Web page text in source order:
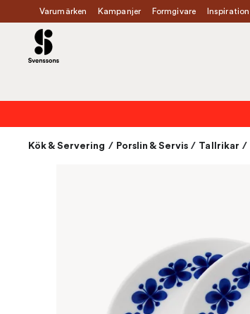
Varumärken Kampanjer Formgivare Inspiration
Kök & Servering / Porslin & Servis / Tallrikar /